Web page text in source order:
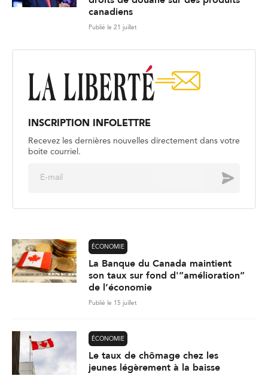
canadiens
Publié le 21 juillet
INSCRIPTION INFOLETTRE
Recevez les dernières nouvelles directement dans votre
boite courriel.
Envoyer
ÉCONOMIE
La Banque du Canada maintient
son taux sur fond d'”amélioration”
de l’économie
Publié le 15 juillet
ÉCONOMIE
Le taux de chômage chez les
jeunes légèrement à la baisse